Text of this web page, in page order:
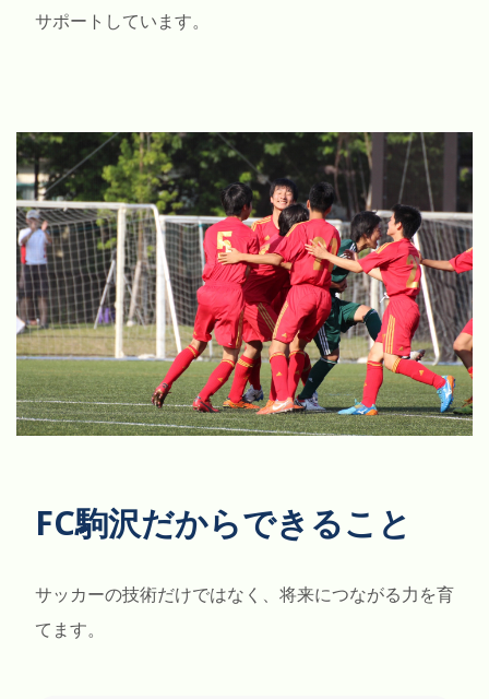
サポートしています。
FC駒沢だからできること
サッカーの技術だけではなく、将来につながる力を育
てます。